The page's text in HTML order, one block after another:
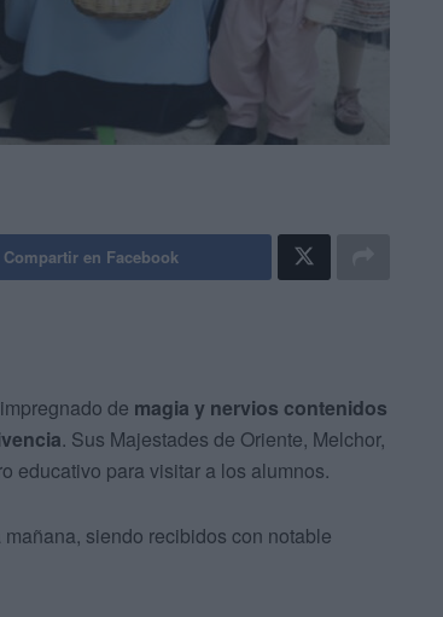
Compartir en Facebook
de magia y nervios contenidos
. Sus Majestades de Oriente, Melchor,
educativo para visitar a los alumnos.
siendo recibidos con notable